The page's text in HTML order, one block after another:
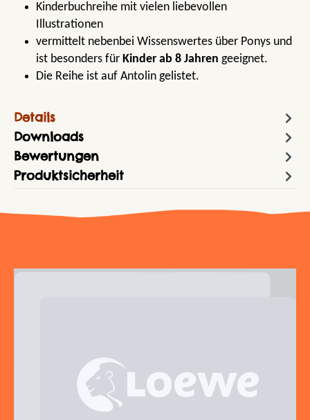
Kinderbuchreihe mit vielen liebevollen
Illustrationen
vermittelt nebenbei Wissenswertes über Ponys und
ist besonders für Kinder ab 8 Jahren geeignet.
Die Reihe ist auf Antolin gelistet.
Details
Downloads
Bewertungen
Produktsicherheit